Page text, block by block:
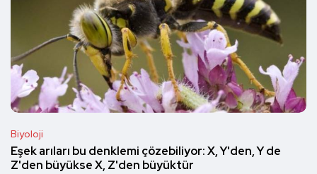
Biyoloji
Eşek arıları bu denklemi çözebiliyor: X, Y'den, Y de
Z'den büyükse X, Z'den büyüktür